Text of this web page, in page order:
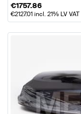
€1757.86
€2127.01incl. 21% LV VAT